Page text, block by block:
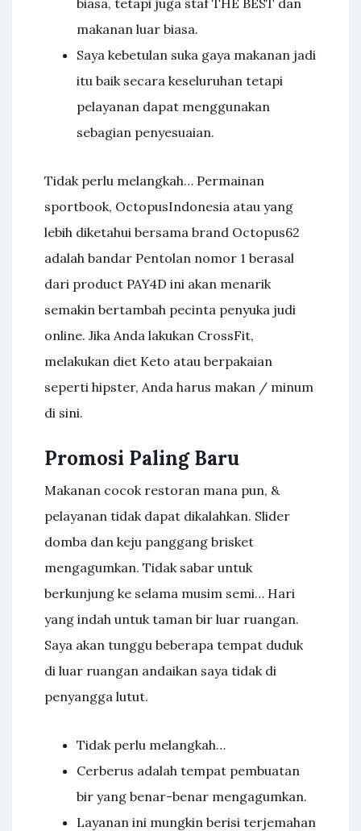
makanan luar biasa.
Saya kebetulan suka gaya makanan jadi
itu baik secara keseluruhan tetapi
pelayanan dapat menggunakan
sebagian penyesuaian.
Tidak perlu melangkah… Permainan
sportbook, OctopusIndonesia atau yang
lebih diketahui bersama brand Octopus62
adalah bandar Pentolan nomor 1 berasal
dari product PAY4D ini akan menarik
semakin bertambah pecinta penyuka judi
online. Jika Anda lakukan CrossFit,
melakukan diet Keto atau berpakaian
seperti hipster, Anda harus makan / minum
di sini.
Promosi Paling Baru
Makanan cocok restoran mana pun, &
pelayanan tidak dapat dikalahkan. Slider
domba dan keju panggang brisket
mengagumkan. Tidak sabar untuk
berkunjung ke selama musim semi… Hari
yang indah untuk taman bir luar ruangan.
Saya akan tunggu beberapa tempat duduk
di luar ruangan andaikan saya tidak di
penyangga lutut.
Tidak perlu melangkah…
Cerberus adalah tempat pembuatan
bir yang benar-benar mengagumkan.
Layanan ini mungkin berisi terjemahan